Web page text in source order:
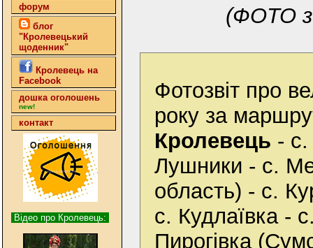
форум
блог
"Кролевецький
щоденник"
Кролевець на
Facebook
дошка оголошень
new!
контакт
Відео про Кролевець:
(ФОТО
Фотозвіт про
року за
Кролевець -
Лушники - с.
область) - с.
с. Кудлаївка -
Пирогівка